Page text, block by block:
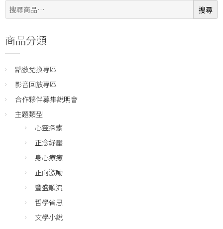
搜
尋:
搜尋
商品分類
點數兌換專區
影音回放專區
合作夥伴募集說明會
主題類型
心靈探索
正念紓壓
身心療癒
正向激勵
豐盛順流
哲學省思
文學小說